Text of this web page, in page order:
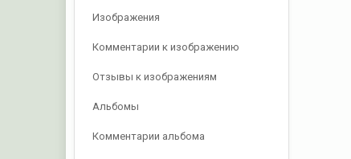
Изображения
Комментарии к изображению
Отзывы к изображениям
Альбомы
Комментарии альбома